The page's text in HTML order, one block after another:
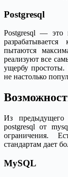
Postgresql
Postgresql — это
пытаются
реализуют все
ущербу простоты.
не настолько
Из
postgresql от
ограничения.
стандартам дает
MySQL